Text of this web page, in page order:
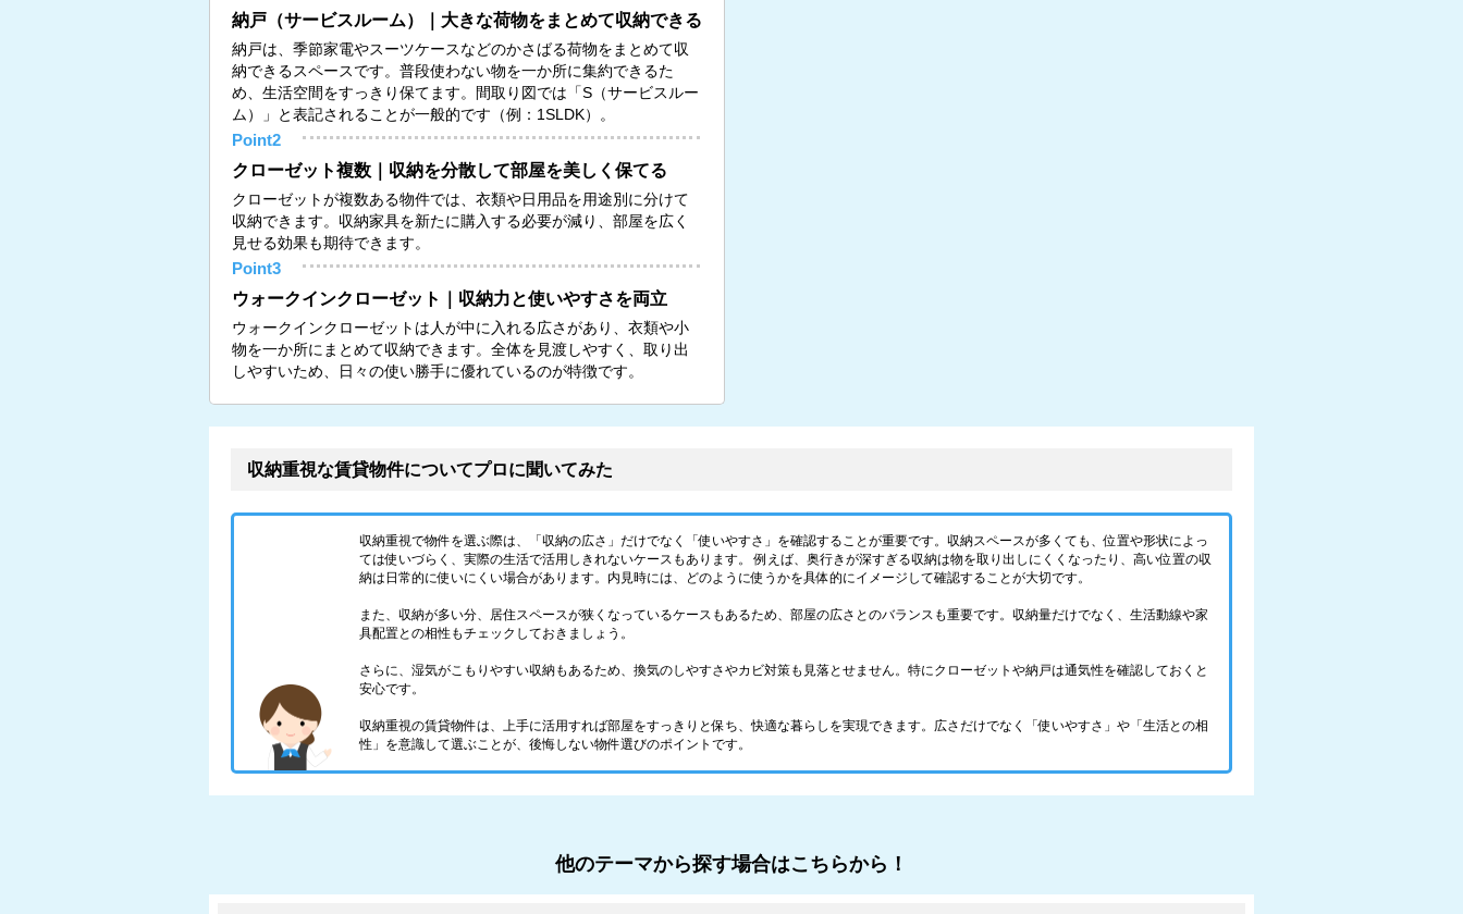
納戸（サービスルーム）｜大きな荷物をまとめて収納できる
納戸は、季節家電やスーツケースなどのかさばる荷物をまとめて収
納できるスペースです。普段使わない物を一か所に集約できるた
め、生活空間をすっきり保てます。間取り図では「S（サービスルー
ム）」と表記されることが一般的です（例：1SLDK）。
Point2
クローゼット複数｜収納を分散して部屋を美しく保てる
クローゼットが複数ある物件では、衣類や日用品を用途別に分けて
収納できます。収納家具を新たに購入する必要が減り、部屋を広く
見せる効果も期待できます。
Point3
ウォークインクローゼット｜収納力と使いやすさを両立
ウォークインクローゼットは人が中に入れる広さがあり、衣類や小
物を一か所にまとめて収納できます。全体を見渡しやすく、取り出
しやすいため、日々の使い勝手に優れているのが特徴です。
収納重視な賃貸物件についてプロに聞いてみた
収納重視で物件を選ぶ際は、「収納の広さ」だけでなく「使いやすさ」を確認することが重要です。収納スペースが多くても、位置や形状によっ
ては使いづらく、実際の生活で活用しきれないケースもあります。 例えば、奥行きが深すぎる収納は物を取り出しにくくなったり、高い位置の収
納は日常的に使いにくい場合があります。内見時には、どのように使うかを具体的にイメージして確認することが大切です。
また、収納が多い分、居住スペースが狭くなっているケースもあるため、部屋の広さとのバランスも重要です。収納量だけでなく、生活動線や家
具配置との相性もチェックしておきましょう。
さらに、湿気がこもりやすい収納もあるため、換気のしやすさやカビ対策も見落とせません。特にクローゼットや納戸は通気性を確認しておくと
安心です。
収納重視の賃貸物件は、上手に活用すれば部屋をすっきりと保ち、快適な暮らしを実現できます。広さだけでなく「使いやすさ」や「生活との相
性」を意識して選ぶことが、後悔しない物件選びのポイントです。
他のテーマから探す場合はこちらから！